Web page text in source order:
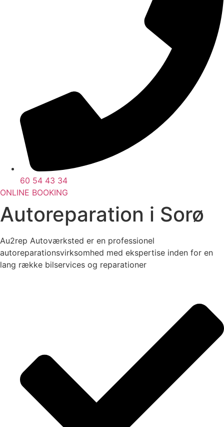
60 54 43 34
ONLINE BOOKING
Autoreparation i Sorø
Au2rep Autoværksted er en professionel
autoreparationsvirksomhed med ekspertise inden for en
lang række bilservices og reparationer